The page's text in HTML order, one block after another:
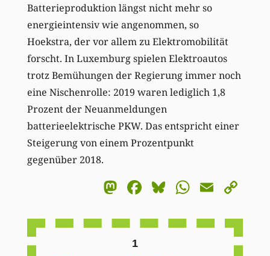
Batterieproduktion längst nicht mehr so
energieintensiv wie angenommen, so
Hoekstra, der vor allem zu Elektromobilität
forscht. In Luxemburg spielen Elektroautos
trotz Bemühungen der Regierung immer noch
eine Nischenrolle: 2019 waren lediglich 1,8
Prozent der Neuanmeldungen
batterieelektrische PKW. Das entspricht einer
Steigerung von einem Prozentpunkt
gegenüber 2018.
Mastodon
Facebook
BlueskyEmail
1